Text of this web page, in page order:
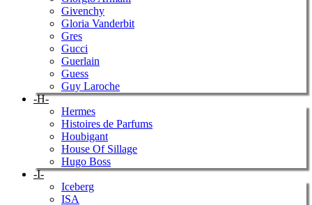
Givenchy
Gloria Vanderbit
Gres
Gucci
Guerlain
Guess
Guy Laroche
-H-
Hermes
Histoires de Parfums
Houbigant
House Of Sillage
Hugo Boss
-I-
Iceberg
ISA